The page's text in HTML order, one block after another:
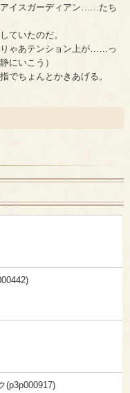
イスガーディアン……たち
ていたのだ。
ゃあテンション上が……っ
にいこう）
でちょんとかきあげる。
(p3p000917)